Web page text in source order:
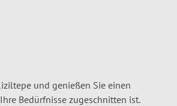
und genießen Sie einen
Bedürfnisse zugeschnitten ist.